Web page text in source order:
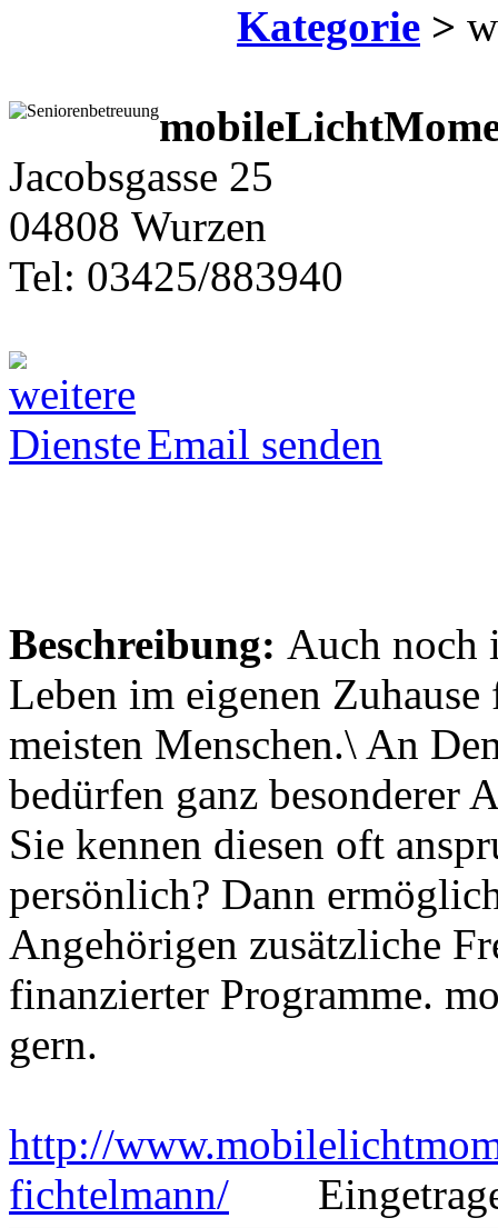
Kategorie >
Jacobsgasse 25
04808 Wurzen
Tel: 03425/883940
Email senden
Beschreibung: Auch noch
Leben im eigenen
meisten Menschen.\ An
bedürfen ganz besonderer
Sie kennen diesen oft
persönlich? Dann
Angehörigen zusätzliche
finanzierter Programme.
gern.
http://
fichtelmann/